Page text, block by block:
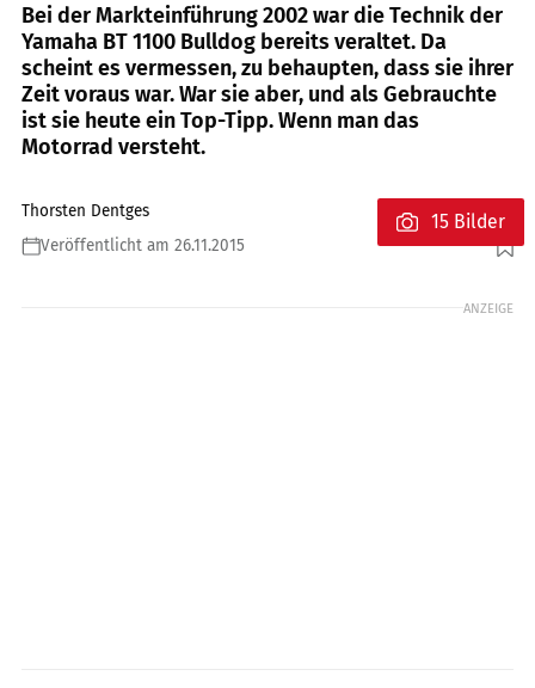
Bei der Markteinführung 2002 war die Technik der
Yamaha BT 1100 Bulldog bereits veraltet. Da
scheint es vermessen, zu behaupten, dass sie ihrer
Zeit voraus war. War sie aber, und als Gebrauchte
ist sie heute ein Top-Tipp. Wenn man das
Motorrad versteht.
Thorsten Dentges
Veröffentlicht am 26.11.2015
Foto: Yamaha
15 Bilder
ANZEIGE